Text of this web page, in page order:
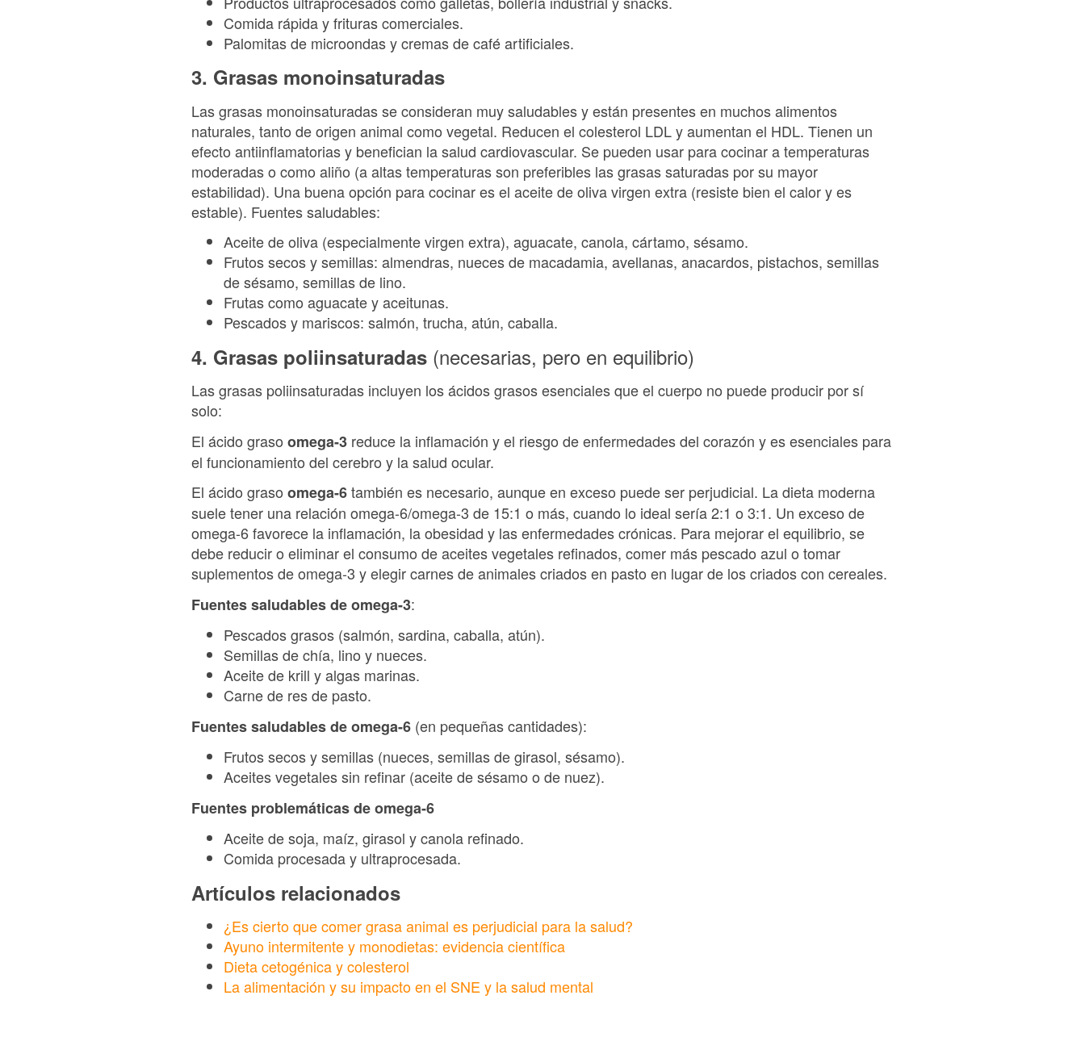
Comida rápida y frituras comerciales.
Palomitas de microondas y cremas de café artificiales.
3. Grasas monoinsaturadas
Las grasas monoinsaturadas se consideran muy saludables y están presentes en muchos alimentos
naturales, tanto de origen animal como vegetal. Reducen el colesterol LDL y aumentan el HDL. Tienen un
efecto antiinflamatorias y benefician la salud cardiovascular. Se pueden usar para cocinar a temperaturas
moderadas o como aliño (a altas temperaturas son preferibles las grasas saturadas por su mayor
estabilidad). Una buena opción para cocinar es el aceite de oliva virgen extra (resiste bien el calor y es
estable). Fuentes saludables:
Aceite de oliva (especialmente virgen extra), aguacate, canola, cártamo, sésamo.
Frutos secos y semillas: almendras, nueces de macadamia, avellanas, anacardos, pistachos, semillas
de sésamo, semillas de lino.
Frutas como aguacate y aceitunas.
Pescados y mariscos: salmón, trucha, atún, caballa.
4. Grasas poliinsaturadas (necesarias, pero en equilibrio)
Las grasas poliinsaturadas incluyen los ácidos grasos esenciales que el cuerpo no puede producir por sí
solo:
El ácido graso omega-3 reduce la inflamación y el riesgo de enfermedades del corazón y es esenciales para
el funcionamiento del cerebro y la salud ocular.
El ácido graso omega-6también es necesario, aunque en exceso puede ser perjudicial. La dieta moderna
suele tener una relación omega-6/omega-3 de 15:1 o más, cuando lo ideal sería 2:1 o 3:1. Un exceso de
omega-6 favorece la inflamación, la obesidad y las enfermedades crónicas. Para mejorar el equilibrio, se
debe reducir o eliminar el consumo de aceites vegetales refinados, comer más pescado azul o tomar
suplementos de omega-3 y elegir carnes de animales criados en pasto en lugar de los criados con cereales.
Fuentes saludables de omega-3:
Pescados grasos (salmón, sardina, caballa, atún).
Semillas de chía, lino y nueces.
Aceite de krill y algas marinas.
Carne de res de pasto.
Fuentes saludables de omega-6 (en pequeñas cantidades):
Frutos secos y semillas (nueces, semillas de girasol, sésamo).
Aceites vegetales sin refinar (aceite de sésamo o de nuez).
Fuentes problemáticas de omega-6
Aceite de soja, maíz, girasol y canola refinado.
Comida procesada y ultraprocesada.
Artículos relacionados
¿Es cierto que comer grasa animal es perjudicial para la salud?
Ayuno intermitente y monodietas: evidencia científica
Dieta cetogénica y colesterol
La alimentación y su impacto en el SNE y la salud mental